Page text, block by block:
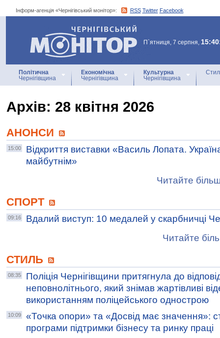
Інформ-агенція «Чернігівський монітор»: RSS Twitter Facebook
Інформ-агенція
«Чернігівський монітор»
П`ятниця, 7 серпня,
Політична
Чернігівщина
Економічна
Чернігівщина
Культурна
Чернігівщина
Архiв: 28 квітня 2026
АНОНСИ
15:00
Відкриття виставки «Василь Лопата.
майбутнім»
Читайте
СПОРТ
09:16
Вдалий виступ: 10 медалей у скарбничці
Читайте
СТИЛЬ
08:35
Поліція Чернігівщини притягнула до
неповнолітнього, який знімав жартівливі
використанням поліцейського однострою
10:09
«Точка опори» та «Досвід має значення»:
програми підтримки бізнесу та ринку праці